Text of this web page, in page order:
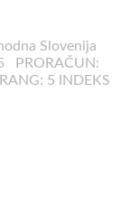
Slovenija
PRORAČUN:
5 INDEKS